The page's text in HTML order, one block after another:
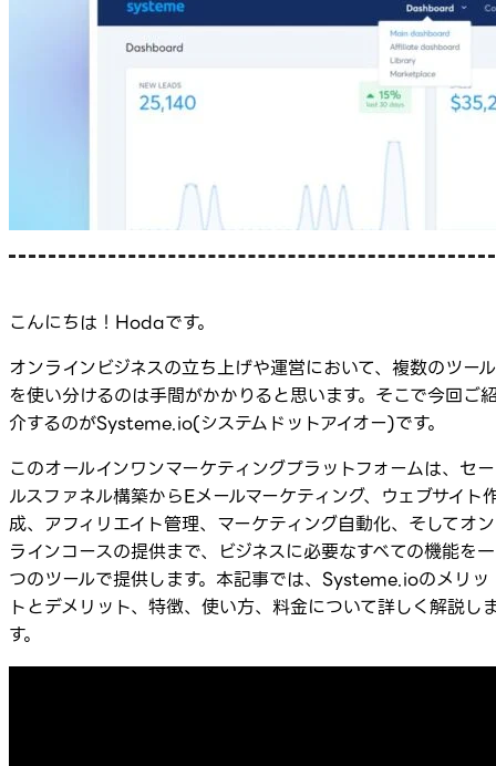
こんにちは！Hodaです。
オンラインビジネスの立ち上げや運営において、複数のツール
を使い分けるのは手間がかかりると思います。そこで今回ご
介するのがSysteme.io(システムドットアイオー)です。
このオールインワンマーケティングプラットフォームは、セー
ルスファネル構築からEメールマーケティング、ウェブサイト
成、アフィリエイト管理、マーケティング自動化、そしてオン
ラインコースの提供まで、ビジネスに必要なすべての機能を一
つのツールで提供します。本記事では、Systeme.ioのメリッ
トとデメリット、特徴、使い方、料金について詳しく解説し
す。